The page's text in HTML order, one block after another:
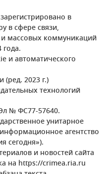
в
в сфере связи,
массовых коммуникаций
и автоматического
2023 г.)
технологий
№ ФС77-57640.
унитарное
агентство
сегодня»).
и новостей сайта
на https://crimea.ria.ru